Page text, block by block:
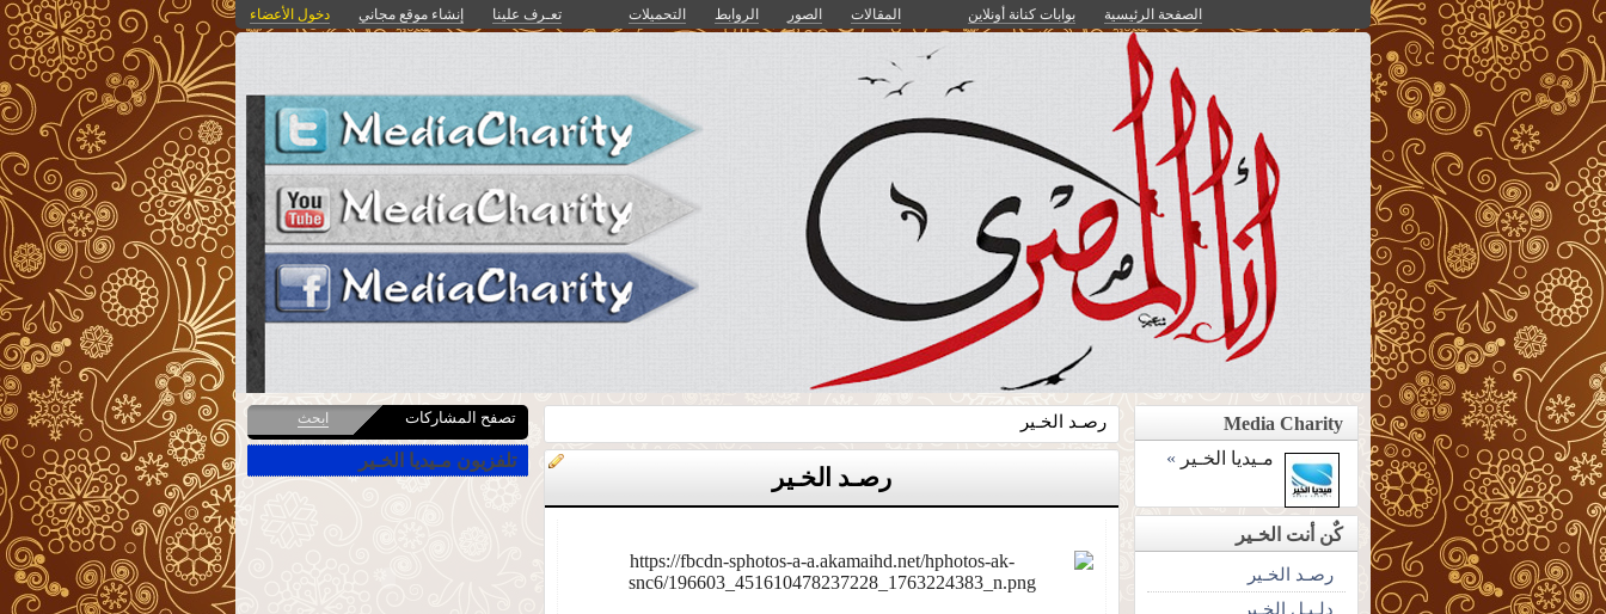
الصفحة الرئيسية بوابات كنانة أونلاين المقالات الصور الروابط التحميلات تعـرف علينا إنشاء موقع مجاني دخول الأعضاء
رصـد الخـير
رصـد الخـير
Media Charity
مـيديا الخـير »
كٌن أنت الخـير
رصـد الخـير
دلـيـل الخـير
تصفح المشاركات ابحث
تلفزيون مـيديا الخـير